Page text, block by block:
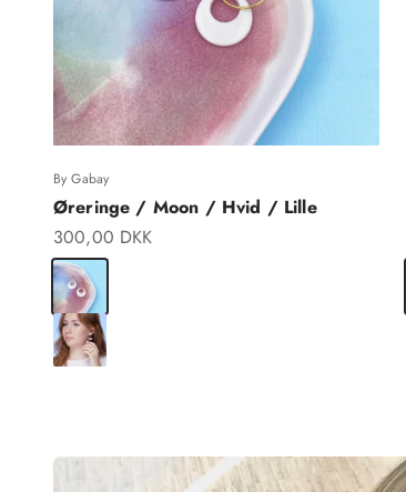
By Gabay
Øreringe / Moon / Hvid / Lille
Salgspris
300,00 DKK
Forgyldt Sterlingsølv
Sterlingsølv